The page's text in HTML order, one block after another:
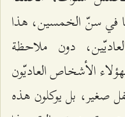
في سنّ الخمسين، هذا
دون ملاحظة
الأشخاص العاديّون
صغير، بل يوكلون هذه